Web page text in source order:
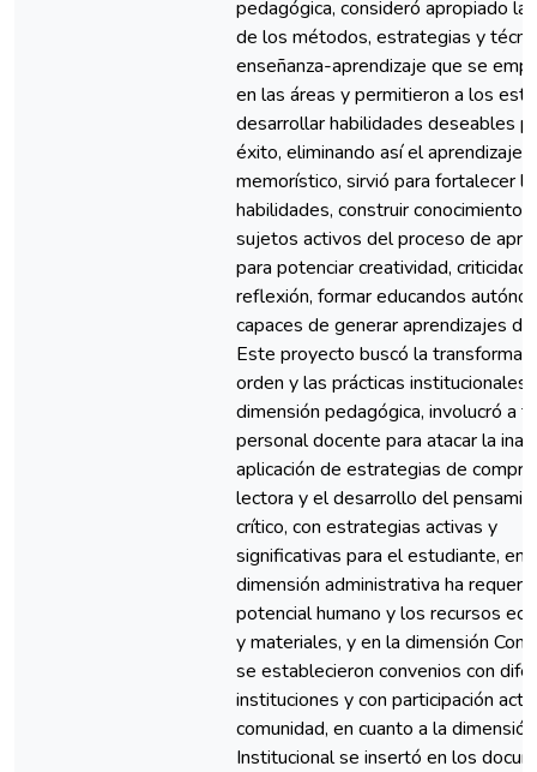
pedagógica, consideró apropiado la
de los métodos, estrategias y
enseñanza-aprendizaje que se
en las áreas y permitieron a los
desarrollar habilidades deseables
éxito, eliminando así el aprendizaje
memorístico, sirvió para fortalecer
habilidades, construir conocimiento,
sujetos activos del proceso de
para potenciar creatividad, criticidad
reflexión, formar educandos
capaces de generar aprendizajes
Este proyecto buscó la
orden y las prácticas institucionales
dimensión pedagógica, involucró a
personal docente para atacar la
aplicación de estrategias de
lectora y el desarrollo del
crítico, con estrategias activas y
significativas para el estudiante, en
dimensión administrativa ha
potencial humano y los recursos
y materiales, y en la dimensión
se establecieron convenios con
instituciones y con participación
comunidad, en cuanto a la dimensión
Institucional se insertó en los